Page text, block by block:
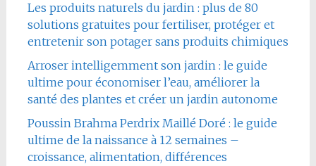
Les produits naturels du jardin : plus de 80
solutions gratuites pour fertiliser, protéger et
entretenir son potager sans produits chimiques
Arroser intelligemment son jardin : le guide
ultime pour économiser l’eau, améliorer la
santé des plantes et créer un jardin autonome
Poussin Brahma Perdrix Maillé Doré : le guide
ultime de la naissance à 12 semaines –
croissance, alimentation, différences